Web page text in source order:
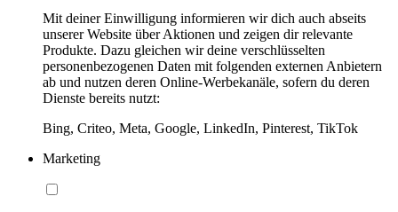
Mit deiner Einwilligung informieren wir dich auch abseits
unserer Website über Aktionen und zeigen dir relevante
Produkte. Dazu gleichen wir deine verschlüsselten
personenbezogenen Daten mit folgenden externen Anbietern
ab und nutzen deren Online-Werbekanäle, sofern du deren
Dienste bereits nutzt:
Bing, Criteo, Meta, Google, LinkedIn, Pinterest, TikTok
Marketing